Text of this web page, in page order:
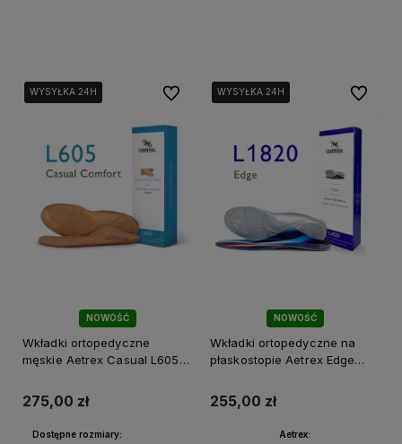
NOWOŚĆ
WYSYŁKA 24H
WYSYŁKA 24H
WYSYŁKA 24H
Wkładki ortopedyczne
męskie Aetrex Casual L605M
wsparciem śródstopia
275,00 zł
Dostępne rozmiary:
Do ulubionych
NOWOŚĆ
WYSYŁKA 24H
WYSYŁKA 24H
WYSYŁKA 24H
Wkładki ortopedyczne na
płaskostopie Aetrex Edge
255,00 zł
Aetrex:
Do